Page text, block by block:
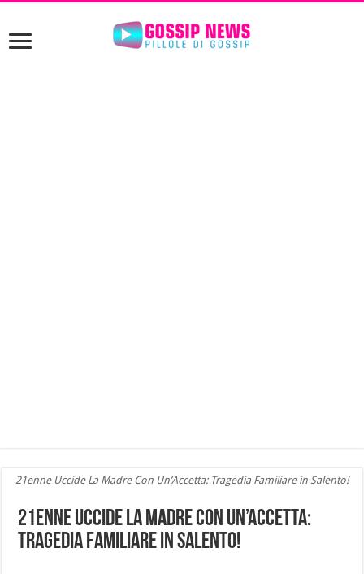
21enne Uccide La Madre Con Un’Accetta: Tragedia Familiare in Salento!
21enne Uccide La Madre Con Un’Accetta:
Tragedia Familiare in Salento!